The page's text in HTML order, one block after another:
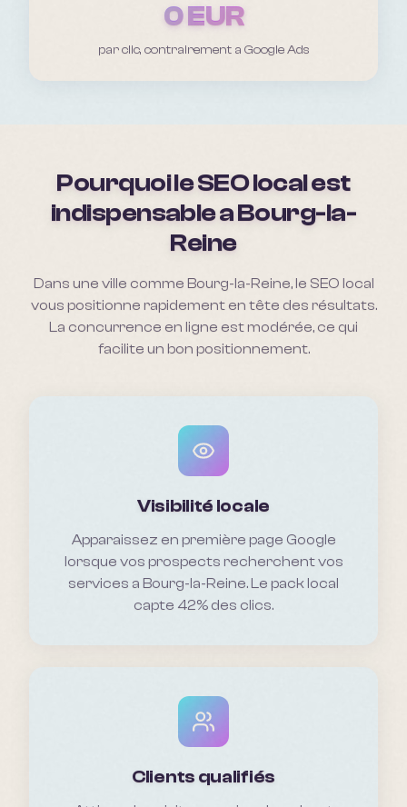
0 EUR
par clic, contrairement a Google Ads
Pourquoi le SEO local est
indispensable aBourg-la-
Reine
Dans une ville comme Bourg-la-Reine, le SEO local
vous positionne rapidement en tête des résultats.
La concurrence en ligne est modérée, ce qui
facilite un bon positionnement.
Visibilité locale
Apparaissez en première page Google
lorsque vos prospects recherchent vos
services a Bourg-la-Reine. Le pack local
capte 42% des clics.
Clients qualifiés